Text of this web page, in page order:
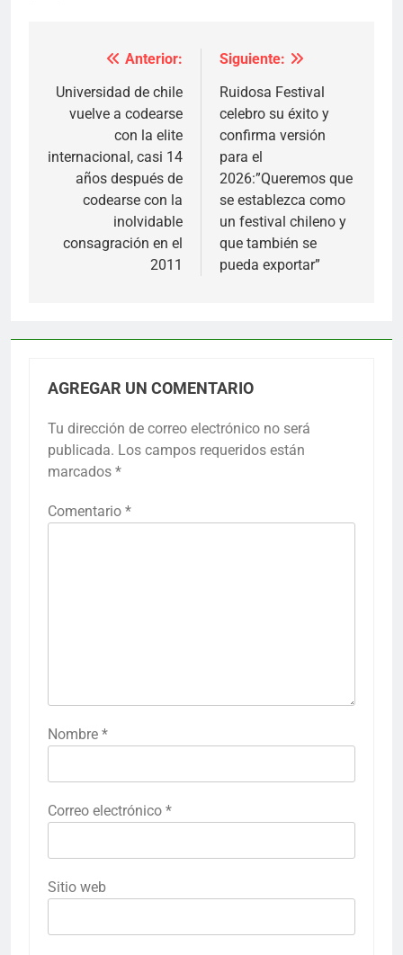
Navegación
de
entradas
Anterior:
Universidad de chile
vuelve a codearse
con la elite
internacional, casi 14
años después de
codearse con la
inolvidable
consagración en el
2011
Siguiente:
Ruidosa Festival
celebro su éxito y
confirma versión
para el
2026:”Queremos que
se establezca como
un festival chileno y
que también se
pueda exportar”
AGREGAR UN COMENTARIO
Tu dirección de correo electrónico no será
publicada. Los campos requeridos están
marcados *
Comentario *
Nombre *
Correo electrónico *
Sitio web